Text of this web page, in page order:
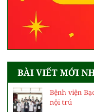
BÀI VIẾT MỚI
Bệnh viện
nội trú